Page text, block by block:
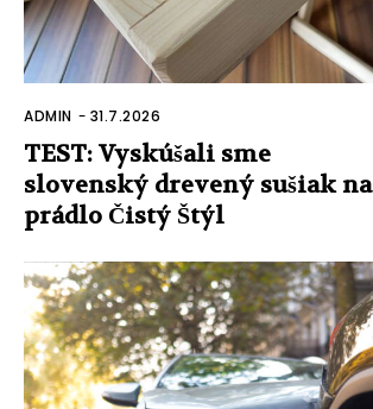
ADMIN - 31.7.2026
TEST: Vyskúšali sme
slovenský drevený sušiak na
prádlo Čistý Štýl